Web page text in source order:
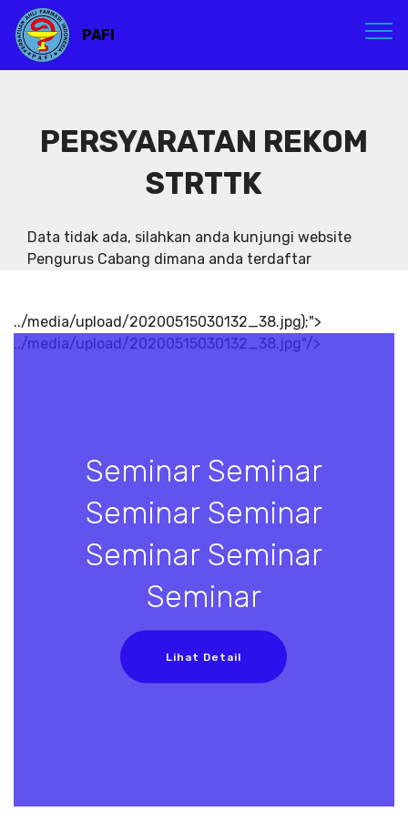
PAFI
PERSYARATAN REKOM
STRTTK
Data tidak ada, silahkan anda kunjungi website
Pengurus Cabang dimana anda terdaftar
../media/upload/20200515030132_38.jpg);">
../media/upload/20200515030132_38.jpg"/>
Seminar Seminar
Seminar Seminar
Seminar Seminar
Seminar
Lihat Detail